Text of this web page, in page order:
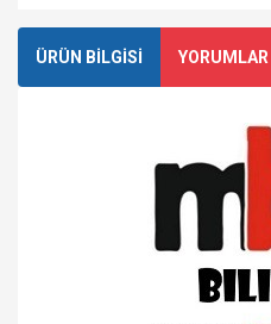
ÜRÜN BİLGİSİ YORUMLAR